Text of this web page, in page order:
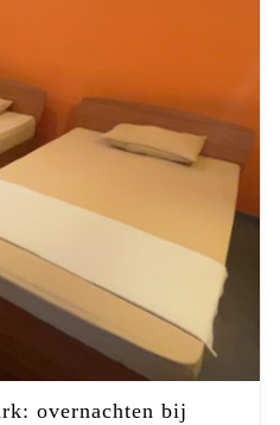
overnachten bij